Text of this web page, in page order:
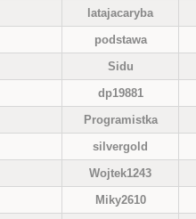
latajacaryba
podstawa
Sidu
dp19881
Programistka
silvergold
Wojtek1243
Miky2610